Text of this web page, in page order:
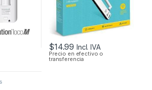
$14.99 Incl. IVA
Precio en efectivo o
transferencia